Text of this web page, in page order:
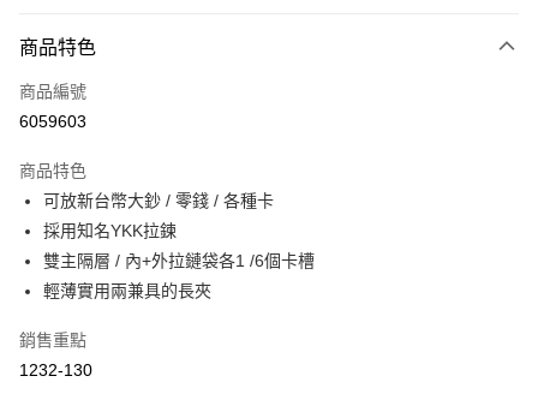
信用卡一次付款
信用卡分期付款
合作金庫商業銀行
華南商業銀行
上海商業儲蓄銀行
國泰世華商業銀行
兆豐國際商業銀行
臺灣中小企業銀行
聯邦商業銀行
6 期 0 利率 每期
華南商業銀行
上海商業儲蓄銀行
台北富邦商業銀行
國泰世華商業銀行
匯豐（台灣）商業銀行
聯邦商業銀行
LINE Pay
Apple Pay
商品特色
商品編號
6059603
商品特色
可放新台幣大鈔 / 零錢 / 各種卡
採用知名YKK拉鍊
雙主隔層 / 內+外拉鏈袋各1 /6個卡槽
輕薄實用兩兼具的長夾
銷售重點
1232-130